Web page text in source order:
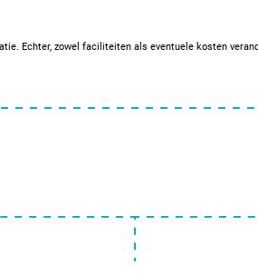
Echter, zowel faciliteiten als eventuele kosten